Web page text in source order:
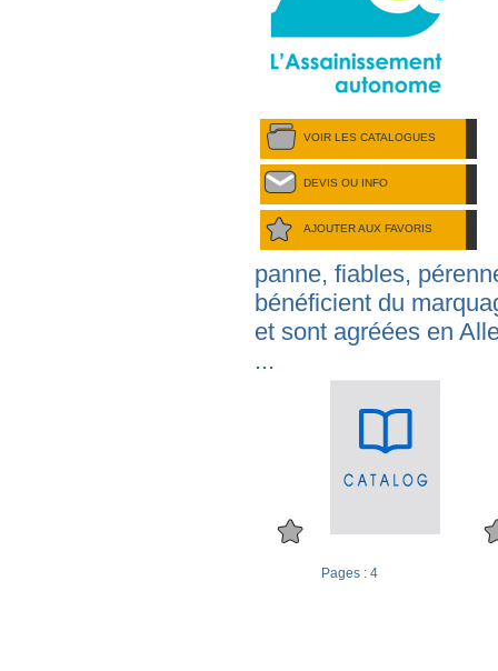
VOIR LES CATALOGUES
DEVIS OU INFO
AJOUTER AUX FAVORIS
panne, fiables,
bénéficient du
et sont agréées en
...
Pages : 4